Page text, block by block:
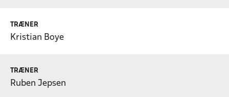
TRÆNER
Kristian Boye
TRÆNER
Ruben Jepsen